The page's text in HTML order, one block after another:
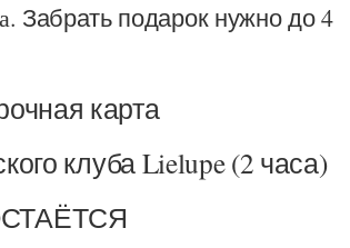
Забрать подарок нужно до 4
карта
клуба Lielupe (2 часа)